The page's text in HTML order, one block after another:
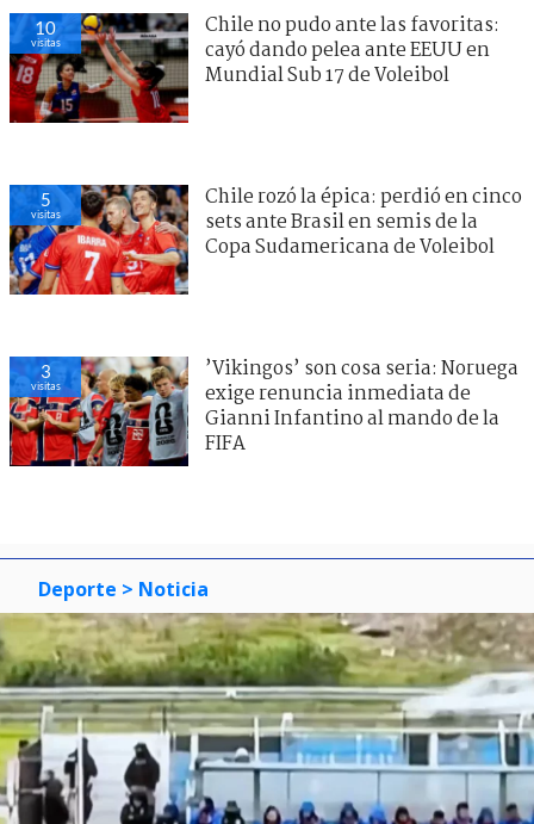
10
visitas
Chile no pudo ante las favoritas:
cayó dando pelea ante EEUU en
Mundial Sub 17 de Voleibol
5
visitas
Chile rozó la épica: perdió en cinco
sets ante Brasil en semis de la
Copa Sudamericana de Voleibol
3
visitas
’Vikingos’ son cosa seria: Noruega
exige renuncia inmediata de
Gianni Infantino al mando de la
FIFA
Deporte > Noticia